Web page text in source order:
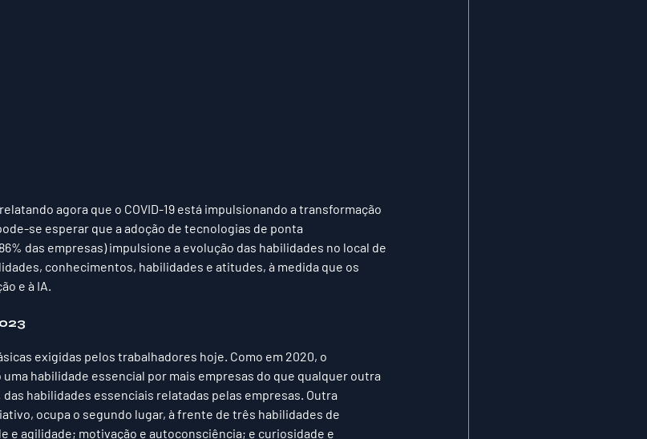
agora que o COVID-19 está impulsionando a transformação
se esperar que a adoção de tecnologias de ponta
das empresas) impulsione a evolução das habilidades no local de
conhecimentos, habilidades e atitudes, à medida que os
e à IA.
exigidas pelos trabalhadores hoje. Como em 2020, o
habilidade essencial por mais empresas do que qualquer outra
habilidades essenciais relatadas pelas empresas. Outra
ocupa o segundo lugar, à frente de três habilidades de
e agilidade; motivação e autoconsciência; e curiosidade e